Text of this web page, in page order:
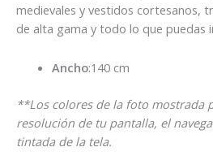
medievales y vestidos cortesanos,
de alta gama y todo lo que puedas
Ancho:140 cm
**Los colores de la foto mostrada
resolución de tu pantalla, el
tintada de la tela.